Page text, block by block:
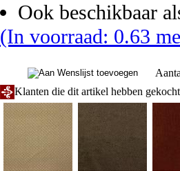
Ook beschikbaar
(In voorraad: 0.63
Klanten die dit artikel hebben